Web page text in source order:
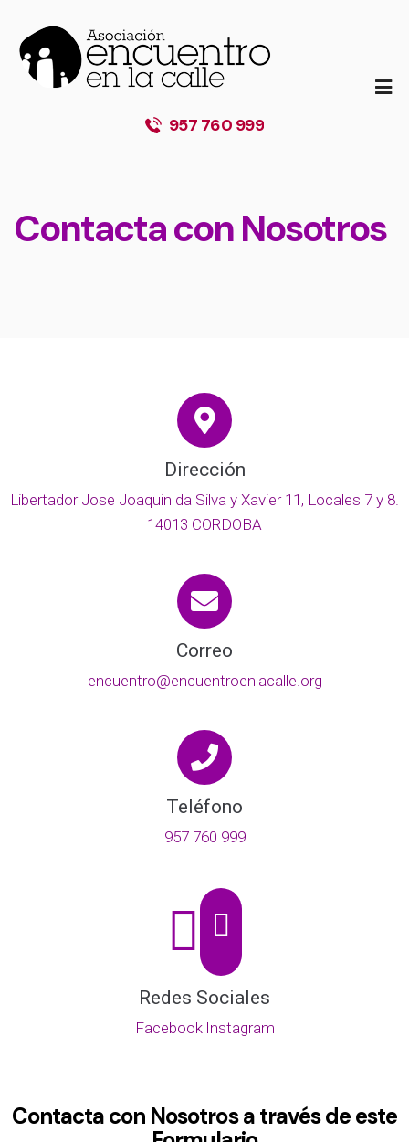
957 760 999
Contacta con Nosotros
Dirección
Libertador Jose Joaquin da Silva y Xavier 11, Locales 7 y 8.
14013 CORDOBA
Correo
encuentro@encuentroenlacalle.org
Teléfono
957 760 999
Redes Sociales
Facebook Instagram
Contacta con Nosotros a través de este